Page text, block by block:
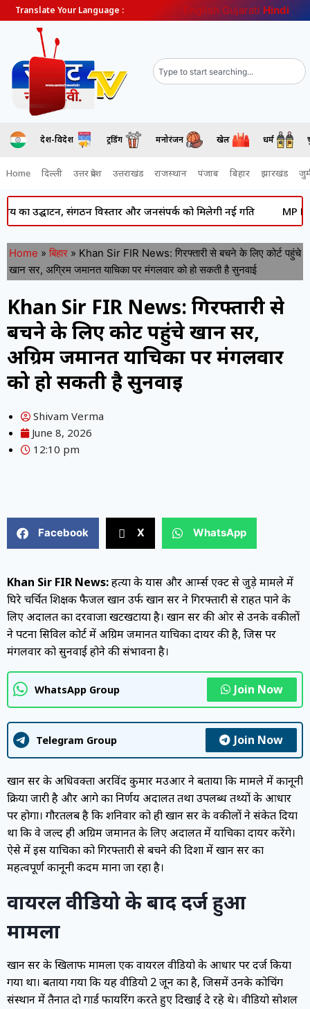
Translate Your Language : English Gujarati Hindi
देश-विदेश ट्रेंडिंग मनोरंजन खेल धर्म
Home दिल्ली उत्तर प्रदेश उत्तराखंड राजस्थान पंजाब बिहार झारखंड
संगठन विस्तार और जनसंपर्क को मिलेगी नई गति MP News:
Home » बिहार » Khan Sir FIR News: गिरफ्तारी से बचने के लिए कोर्ट पहुंचे
खान सर, अग्रिम जमानत याचिका पर मंगलवार को हो सकती है सुनवाई
Khan Sir FIR News: गिरफ्तारी से
बचने के लिए कोर्ट पहुंचे खान सर,
अग्रिम जमानत याचिका पर मंगलवार
को हो सकती है सुनवाई
Shivam Verma
June 8, 2026
12:10 pm
Facebook X WhatsApp
Khan Sir FIR News:हत्या के प्रयास और आर्म्स एक्ट से जुड़े मामले में
घिरे चर्चित शिक्षक फैजल खान उर्फ खान सर ने गिरफ्तारी से राहत पाने के
लिए अदालत का दरवाजा खटखटाया है। खान सर की ओर से उनके वकीलों
ने पटना सिविल कोर्ट में अग्रिम जमानत याचिका दायर की है, जिस पर
मंगलवार को सुनवाई होने की संभावना है।
WhatsApp Group Join Now
Telegram Group Join Now
खान सर के अधिवक्ता अरविंद कुमार मउआर ने बताया कि मामले में कानूनी
प्रक्रिया जारी है और आगे का निर्णय अदालत तथा उपलब्ध तथ्यों के आधार
पर होगा। गौरतलब है कि शनिवार को ही खान सर के वकीलों ने संकेत दिया
था कि वे जल्द ही अग्रिम जमानत के लिए अदालत में याचिका दायर करेंगे।
ऐसे में इस याचिका को गिरफ्तारी से बचने की दिशा में खान सर का
महत्वपूर्ण कानूनी कदम माना जा रहा है।
वायरल वीडियो के बाद दर्ज हुआ
मामला
खान सर के खिलाफ मामला एक वायरल वीडियो के आधार पर दर्ज किया
गया था। बताया गया कि यह वीडियो 2 जून का है, जिसमें उनके कोचिंग
संस्थान में तैनात दो गार्ड फायरिंग करते हुए दिखाई दे रहे थे। वीडियो सोशल